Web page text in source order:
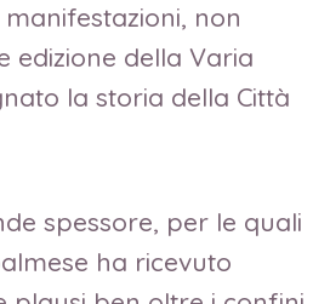
non
edizione della Varia
la storia della Città
spessore, per le quali
ha ricevuto